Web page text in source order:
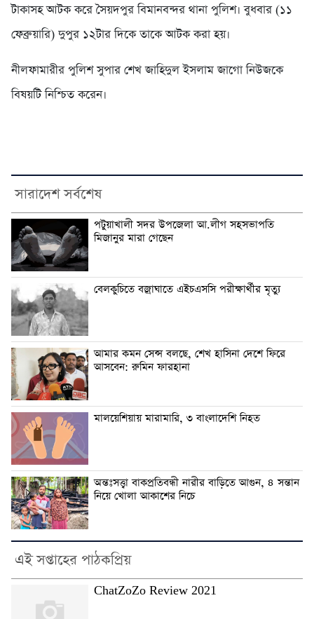
টাকাসহ আটক করে সৈয়দপুর বিমানবন্দর থানা পুলিশ। বুধবার (১১
ফেব্রুয়ারি) দুপুর ১২টার দিকে তাকে আটক করা হয়।
নীলফামারীর পুলিশ সুপার শেখ জাহিদুল ইসলাম জাগো নিউজকে
বিষয়টি নিশ্চিত করেন।
সারাদেশ সর্বশেষ
পটুয়াখালী সদর উপজেলা আ.লীগ সহসভাপতি
মিজানুর মারা গেছেন
বেলকুচিতে বজ্রাঘাতে এইচএসসি পরীক্ষার্থীর মৃত্যু
আমার কমন সেন্স বলছে, শেখ হাসিনা দেশে ফিরে
আসবেন: রুমিন ফারহানা
মালয়েশিয়ায় মারামারি, ৩ বাংলাদেশি নিহত
অন্তঃসত্ত্বা বাকপ্রতিবন্ধী নারীর বাড়িতে আগুন, ৪ সন্তান
নিয়ে খোলা আকাশের নিচে
এই সপ্তাহের পাঠকপ্রিয়
ChatZoZo Review 2021